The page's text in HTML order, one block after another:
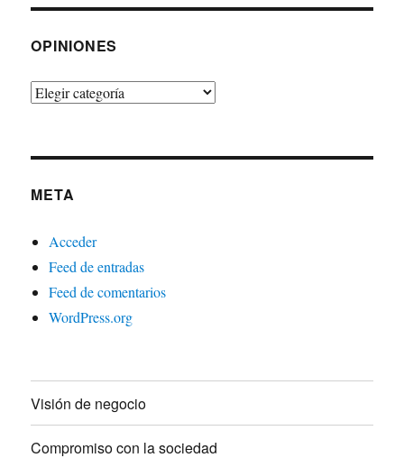
OPINIONES
Opiniones
META
Acceder
Feed de entradas
Feed de comentarios
WordPress.org
Visión de negocio
Compromiso con la sociedad